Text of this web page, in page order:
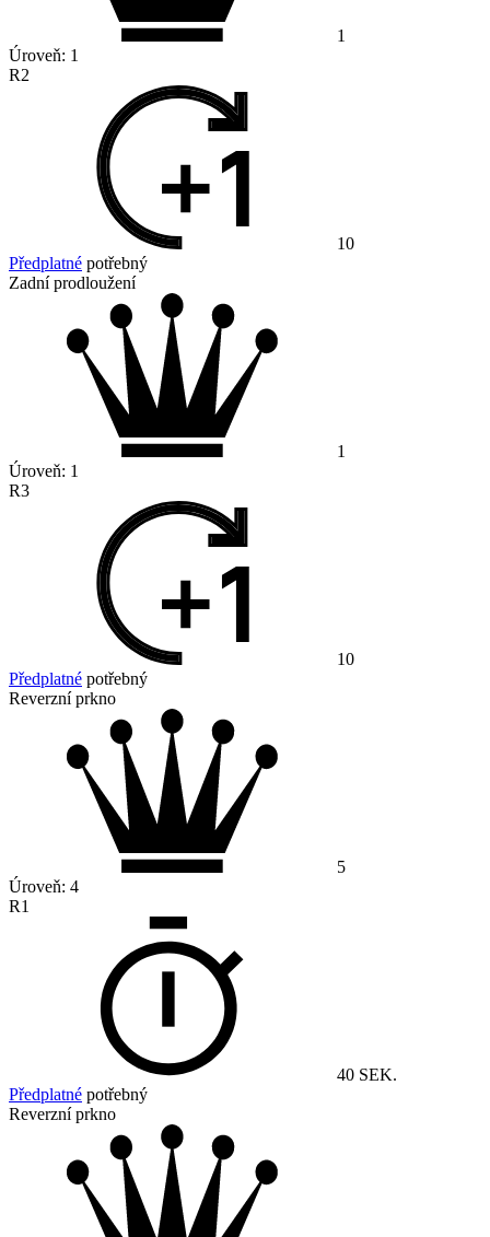
1
Úroveň: 1
R2
10
Předplatné potřebný
Zadní prodloužení
1
Úroveň: 1
R3
10
Předplatné potřebný
Reverzní prkno
5
Úroveň: 4
R1
40 SEK.
Předplatné potřebný
Reverzní prkno